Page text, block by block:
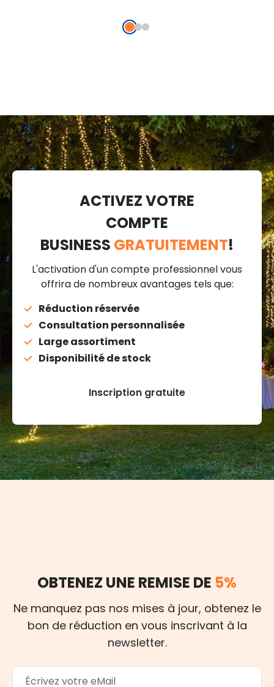
ACTIVEZ VOTRE
COMPTE
BUSINESS GRATUITEMENT!
L'activation d'un compte professionnel vous
offrira de nombreux avantages tels que:
Réduction réservée
Consultation personnalisée
Large assortiment
Disponibilité de stock
Inscription gratuite
OBTENEZ UNE REMISE DE 5%
Ne manquez pas nos mises à jour, obtenez le
bon de réduction en vous inscrivant à la
newsletter.